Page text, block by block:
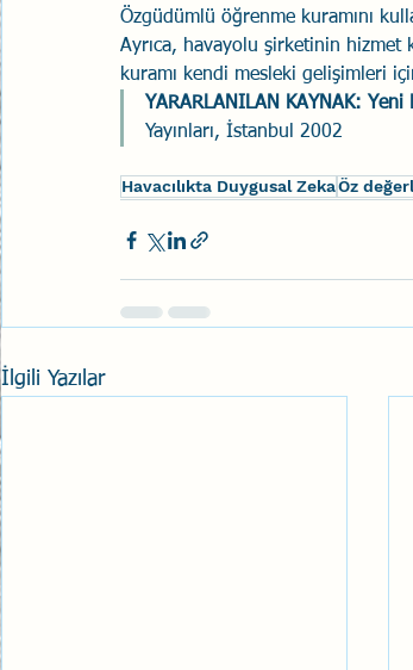
Özgüdümlü öğrenme kuramını
Ayrıca, havayolu şirketinin
kuramı kendi mesleki gelişimleri
YARARLANILAN KAYNAK: Yeni
Yayınları, İstanbul 2002
Havacılıkta Duygusal ZekaÖz
İlgili Yazılar